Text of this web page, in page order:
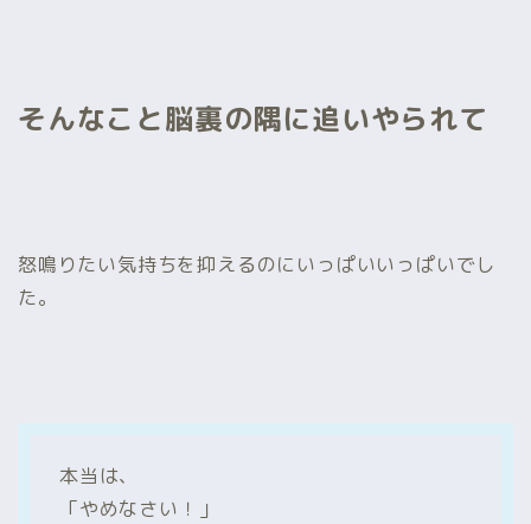
そんなこと脳裏の隅に追いやられて
怒鳴りたい気持ちを抑えるのにいっぱいいっぱいでし
た。
本当は、
「やめなさい！」